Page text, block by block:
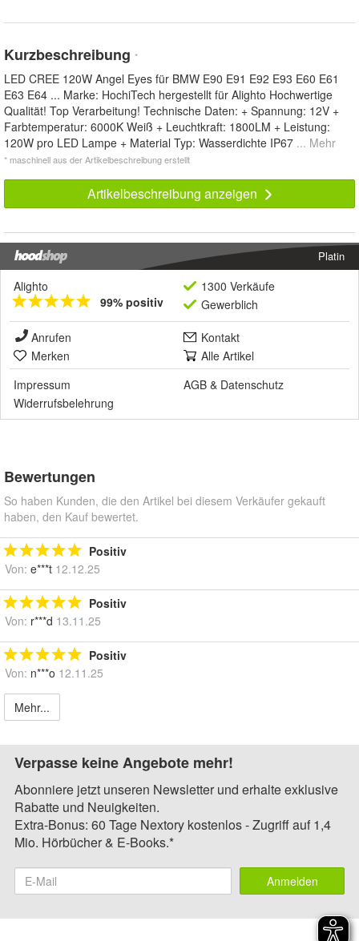
Kurzbeschreibung *
LED CREE 120W Angel Eyes für BMW E90 E91 E92 E93 E60 E61
E63 E64 ... Marke: HochiTech hergestellt für Alighto Hochwertige
Qualität! Top Verarbeitung! Technische Daten: + Spannung: 12V +
Farbtemperatur: 6000K Weiß + Leuchtkraft: 1800LM + Leistung:
120W pro LED Lampe + Material Typ: Wasserdichte IP67 ... Mehr
* maschinell aus der Artikelbeschreibung erstellt
Artikelbeschreibung anzeigen
Platin
Alighto
99% positiv
1300 Verkäufe
Gewerblich
Anrufen
Kontakt
Merken
Alle Artikel
Impressum
AGB & Datenschutz
Widerrufsbelehrung
Bewertungen
So haben Kunden, die den Artikel bei diesem Verkäufer gekauft
haben, den Kauf bewertet.
Positiv
Von: e***t 12.12.25
Positiv
Von: r***d 13.11.25
Positiv
Von: n***o 12.11.25
Mehr...
Verpasse keine Angebote mehr!
Abonniere jetzt unseren Newsletter und erhalte exklusive
Rabatte und Neuigkeiten.
Extra-Bonus: 60 Tage Nextory kostenlos - Zugriff auf 1,4
Mio. Hörbücher & E-Books.*
Anmelden